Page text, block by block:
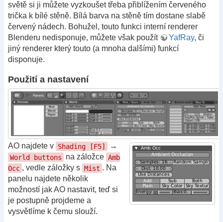
světě si ji můžete vyzkoušet třeba přiblížením červeného
trička k bílé stěně. Bílá barva na stěně tím dostane slabě
červený nádech. Bohužel, touto funkci interní renderer
Blenderu nedisponuje, můžete však použít
YafRay, či
jiný renderer který touto (a mnoha dalšími) funkcí
disponuje.
Použití a nastavení
AO najdete v Shading [F5] →
World buttons na záložce Amb
Occ , vedle záložky s Mist . Na
panelu najdete několik
možností jak AO nastavit, teď si
je postupně projdeme a
vysvětlíme k čemu slouží.